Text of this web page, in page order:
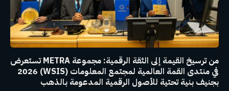
من ترسيخ القيمة إلى الثقة الرقمية: مجموعة METRA تستعرض
في منتدى القمة العالمية لمجتمع المعلومات (WSIS) 2026
بجنيف بنية تحتية للأصول الرقمية المدعومة بالذهب